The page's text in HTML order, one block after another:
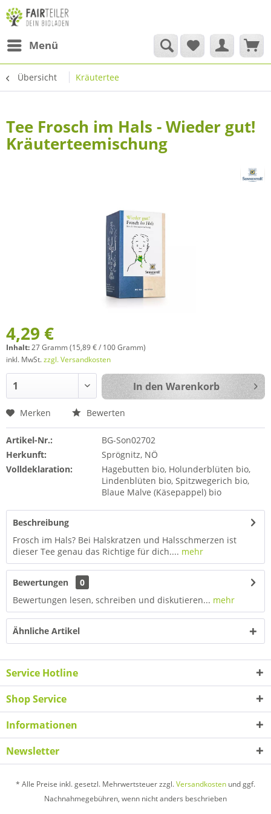
Menü
Übersicht Kräutertee
Tee Frosch im Hals - Wieder gut!
Kräuterteemischung
4,29 €
Inhalt:27 Gramm (15,89 € / 100 Gramm)
inkl. MwSt.zzgl. Versandkosten
In den Warenkorb
Merken Bewerten
Artikel-Nr.:
BG-Son02702
Herkunft:
Sprögnitz, NÖ
Volldeklaration:
Hagebutten bio, Holunderblüten bio,
Lindenblüten bio, Spitzwegerich bio,
Blaue Malve (Käsepappel) bio
Beschreibung
Frosch im Hals? Bei Halskratzen und Halsschmerzen ist
dieser Tee genau das Richtige für dich.... mehr
Bewertungen
0
Bewertungen lesen, schreiben und diskutieren... mehr
Ähnliche Artikel
Service Hotline
Shop Service
Informationen
Newsletter
* Alle Preise inkl. gesetzl. Mehrwertsteuer zzgl.Versandkosten und ggf.
Nachnahmegebühren, wenn nicht anders beschrieben